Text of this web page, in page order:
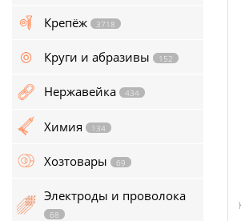
68
Хиты продаж
Новинки
Крепёж 3718
Круги и абразивы 152
Нержавейка 434
Химия 134
Хозтовары 69
Электроды и проволока
68